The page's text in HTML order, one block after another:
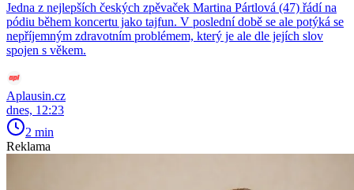
Jedna z nejlepších českých zpěvaček Martina Pártlová (47) řádí na
pódiu během koncertu jako tajfun. V poslední době se ale potýká se
nepříjemným zdravotním problémem, který je ale dle jejích slov
spojen s věkem.
Aplausin.cz
dnes, 12:23
2 min
Reklama